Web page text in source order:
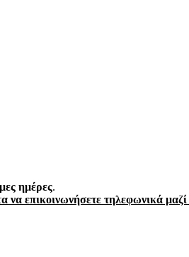
ημέρες.
να επικοινωνήσετε τηλεφωνικά